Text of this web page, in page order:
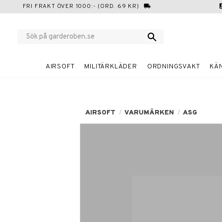
FRI FRAKT ÖVER 1000:- (ORD. 69 KR) local_shipping
AIRSOFT MILITÄRKLÄDER ORDNINGSVAKT
AIRSOFT VARUMÄRKEN ASG